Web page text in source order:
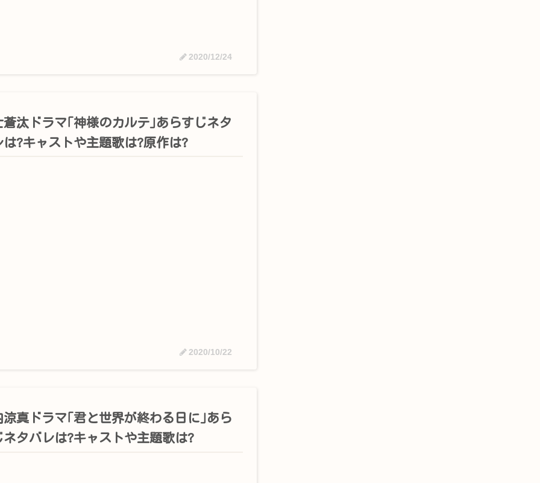
2020/12/24
蒼汰ドラマ｢神様のカルテ｣あらすじネタ
は?キャストや主題歌は?原作は?
2020/10/22
涼真ドラマ｢君と世界が終わる日に｣あら
ネタバレは?キャストや主題歌は?